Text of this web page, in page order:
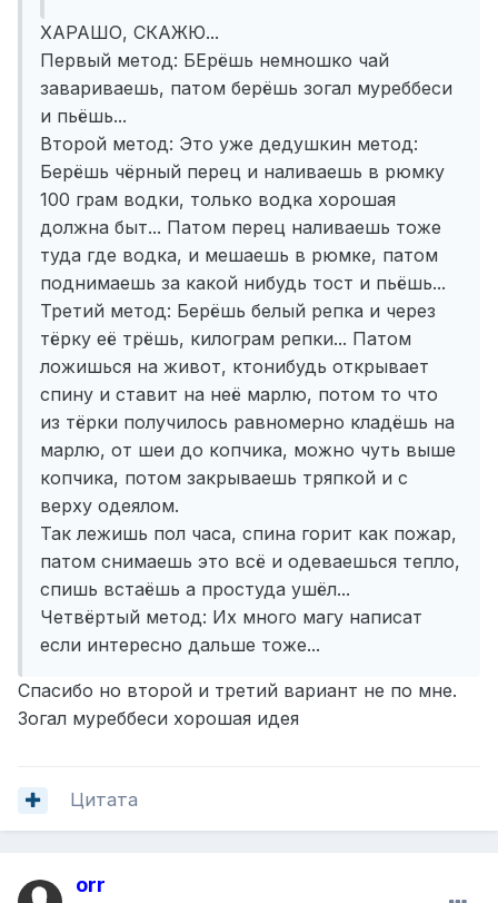
ХАРАШО, СКАЖЮ...
Первый метод: БЕрёшь немношко чай
завариваешь, патом берёшь зогал муреббеси
и пьёшь...
Второй метод: Это уже дедушкин метод:
Берёшь чёрный перец и наливаешь в рюмку
100 грам водки, только водка хорошая
должна быт... Патом перец наливаешь тоже
туда где водка, и мешаешь в рюмке, патом
поднимаешь за какой нибудь тост и пьёшь...
Третий метод: Берёшь белый репка и через
тёрку её трёшь, килограм репки... Патом
ложишься на живот, ктонибудь открывает
спину и ставит на неё марлю, потом то что
из тёрки получилось равномерно кладёшь на
марлю, от шеи до копчика, можно чуть выше
копчика, потом закрываешь тряпкой и с
верху одеялом.
Так лежишь пол часа, спина горит как пожар,
патом снимаешь это всё и одеваешься тепло,
спишь встаёшь а простуда ушёл...
Четвёртый метод: Их много магу написат
если интересно дальше тоже...
Спасибо но второй и третий вариант не по мне.
Зогал муреббеси хорошая идея
Цитата
orr